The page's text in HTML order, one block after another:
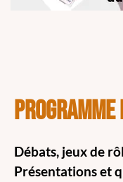
PROGRAMME
Débats, jeux de
Présentations et